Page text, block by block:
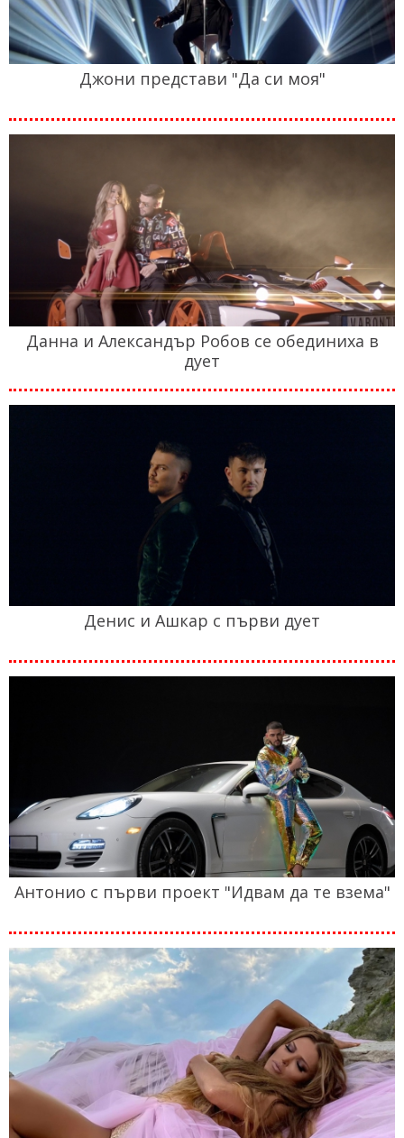
Джони представи "Да си моя"
Данна и Александър Робов се обединиха в
дует
Денис и Ашкар с първи дует
Антонио с първи проект "Идвам да те взема"